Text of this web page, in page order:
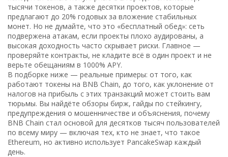
тысячи токенов, а также десятки проектов, которые
предлагают до 20% годовых за вложение стабильных
монет. Но не думайте, что это «бесплатный обед»: сеть
подвержена атакам, если проекты плохо аудированы, а
высокая доходность часто скрывает риски. Главное —
проверяйте контракты, не кладите всё в один проект и не
верьте обещаниям в 1000% APY.
В подборке ниже — реальные примеры: от того, как
работают токены на BNB Chain, до того, как уклонение от
налогов на прибыль с этих транзакций может стоить вам
тюрьмы. Вы найдёте обзоры бирж, гайды по стейкингу,
предупреждения о мошенничестве и объяснения, почему
BNB Chain стал основой для десятков тысяч пользователей
по всему миру — включая тех, кто не знает, что такое
Ethereum, но активно использует PancakeSwap каждый
день.